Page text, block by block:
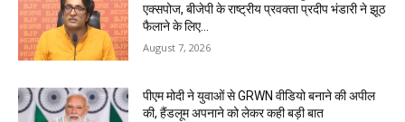
एक्सपोज, बीजेपी के राष्ट्रीय प्रवक्ता प्रदीप भंडारी ने झूठ
फैलाने के लिए...
August 7, 2026
पीएम मोदी ने युवाओं से GRWN वीडियो बनाने की अपील
की, हैंडलूम अपनाने को लेकर कही बड़ी बात